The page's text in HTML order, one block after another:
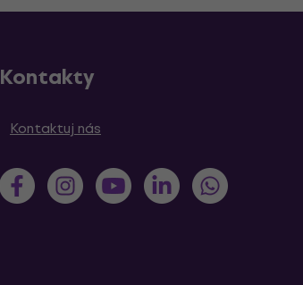
Kontakty
Kontaktuj nás